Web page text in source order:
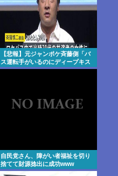
【悲報】元ジャンポケ斉藤側「バ
ス運転手がいるのにディープキス
なんてできない」
自民党さん、障がい者福祉を切り
捨てて財源捻出に成功www